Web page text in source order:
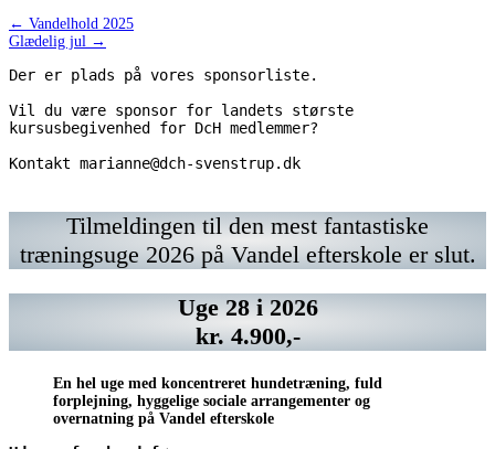
Indlægsnavigation
← Vandelhold 2025
Glædelig jul →
Der er plads på vores sponsorliste.
Vil du være sponsor for landets største
kursusbegivenhed for DcH medlemmer?
Kontakt marianne@dch-svenstrup.dk
svenstrup.dk
have
din
annonce
her?
Kontakt
marianne@dch-
svenstrup.dk
svenstrup.dk
have
din
annonce
her?
Kontakt
marianne@dch-
svenstrup.dk
Tilmeldingen til den mest fantastiske
træningsuge 2026 på Vandel efterskole er slut.
Uge 28 i 2026
kr. 4.900,-
En hel uge med koncentreret hundetræning, fuld
forplejning, hyggelige sociale arrangementer og
overnatning på Vandel efterskole